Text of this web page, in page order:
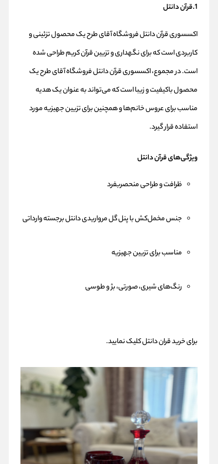
1.قرآن دانتل
اکسسوری قرآن دانتل فروشگاه آقای طرح یک محصول تزئینی و
کاربردی است که برای نگهداری و تزیین قرآن کریم طراحی شده
است. در مجموع، اکسسوری قرآن دانتل فروشگاه آقای طرح یک
محصول باکیفیت و زیبا است که می‌تواند به عنوان یک هدیه
مناسب برای عروس خانم‌ها و همچنین برای تزیین جهیزیه مورد
استفاده قرار گیرد.
ویژگی‌های قرآن دانتل
ظرافت و طراحی منحصربفرد
جنس مخمل‌کش با پنل گل مرواریدی دانتل برجسته وارداتی
مناسب برای تزیین جهیزیه
رنگ‌های شیری، صورتی، بژ و طوسی
برای خریدقران دانتلکلیک نمایید.